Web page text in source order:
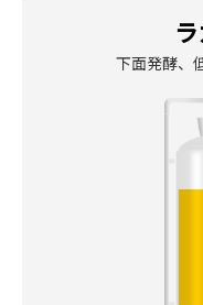
下面発酵、